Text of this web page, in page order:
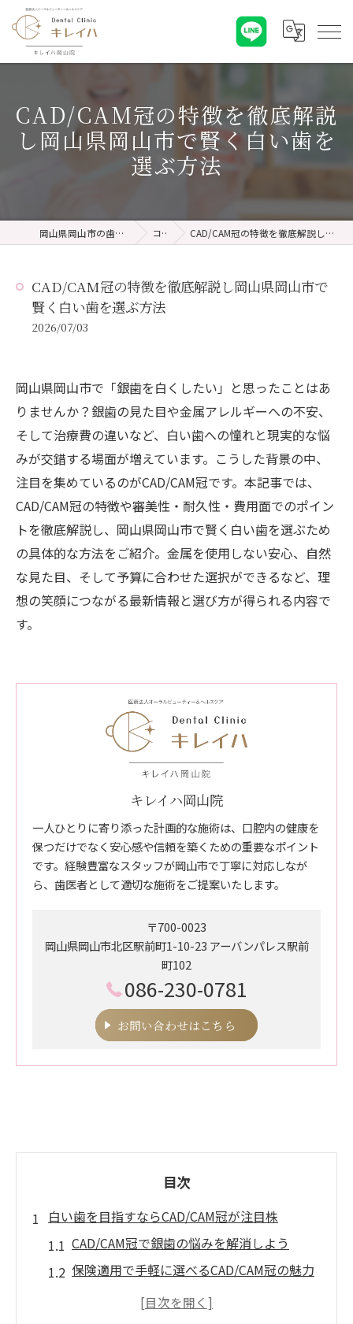
CAD/CAM冠の特徴を徹底解説
し岡山県岡山市で賢く白い歯を
選ぶ方法
岡山県岡山市の歯医者ならキレイハ岡山院 コラム CAD/CAM冠の特徴を徹底解説し岡山県岡山市で賢く白い歯を選ぶ方法
CAD/CAM冠の特徴を徹底解説し岡山県岡山市で
賢く白い歯を選ぶ方法
2026/07/03
岡山県岡山市で「銀歯を白くしたい」と思ったことはあ
りませんか？銀歯の見た目や金属アレルギーへの不安、
そして治療費の違いなど、白い歯への憧れと現実的な悩
みが交錯する場面が増えています。こうした背景の中、
注目を集めているのがCAD/CAM冠です。本記事では、
CAD/CAM冠の特徴や審美性・耐久性・費用面でのポイン
トを徹底解説し、岡山県岡山市で賢く白い歯を選ぶため
の具体的な方法をご紹介。金属を使用しない安心、自然
な見た目、そして予算に合わせた選択ができるなど、理
想の笑顔につながる最新情報と選び方が得られる内容で
す。
キレイハ岡山院
一人ひとりに寄り添った計画的な施術は、口腔内の健康を
保つだけでなく安心感や信頼を築くための重要なポイント
です。経験豊富なスタッフが岡山市で丁寧に対応しなが
ら、歯医者として適切な施術をご提案いたします。
〒700-0023
岡山県岡山市北区駅前町1-10-23 アーバンパレス駅前
町102
086-230-0781
お問い合わせはこちら
目次
白い歯を目指すならCAD/CAM冠が注目株
CAD/CAM冠で銀歯の悩みを解消しよう
保険適用で手軽に選べるCAD/CAM冠の魅力
CAD/CAM冠で自然な白さを手に入れる方法